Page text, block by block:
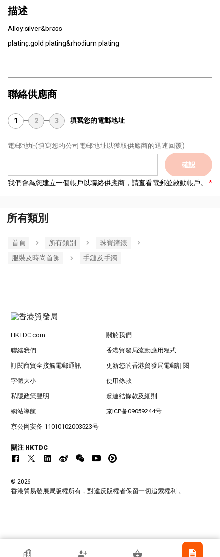
描述
Alloy:silver&brass
plating:gold plating&rhodium plating
聯絡供應商
1 2 3 填寫您的電郵地址
電郵地址(填寫您的公司電郵地址以獲取供應商的迅速回覆)
確認
我們會為您建立一個帳戶以聯絡供應商，請查看電郵並啟動帳戶。
所有類別
首頁 所有類別
珠寶鐘錶
服裝及時尚首飾
手鏈及手鐲
香港貿發局參展商
HKTDC.com 關於我們
聯絡我們 香港貿發局流動應用程式
訂閱商貿全接觸電郵通訊 更新您的香港貿發局電郵訂閱
字體大小 使用條款
私隱政策聲明 超連結條款及細則
網站導航 京ICP备09059244号
京公网安备 11010102003523号
關注 HKTDC
© 2026
香港貿易發展局版權所有，對違反版權者保留一切追索權利 。